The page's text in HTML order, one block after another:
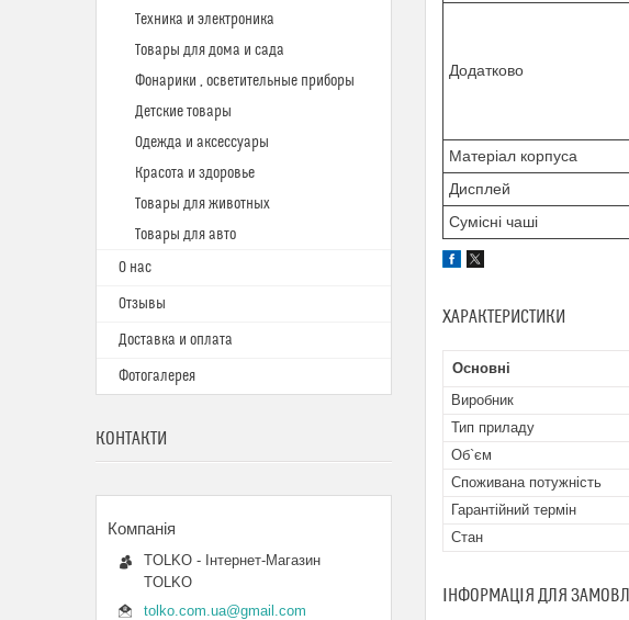
Додатково
Матеріал корпуса
Дисплей
Сумісні чаші
ХАРАКТЕРИСТИКИ
Основні
Виробник
Тип приладу
Об`єм
Споживана потужність
Гарантійний термін
Стан
ІНФОРМАЦІЯ ДЛЯ
Техника и электроника
Товары для дома и сада
Фонарики , осветительные приборы
Детские товары
Одежда и аксессуары
Красота и здоровье
Товары для животных
Товары для авто
О нас
Отзывы
Доставка и оплата
Фотогалерея
КОНТАКТИ
TOLKO - Інтернет-Магазин
TOLKO
tolko.com.ua@gmail.com